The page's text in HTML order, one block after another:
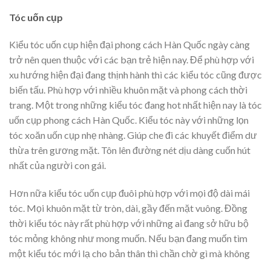
Tóc uốn cụp
Kiểu tóc uốn cụp hiện đại phong cách Hàn Quốc ngày càng
trở nên quen thuộc với các bạn trẻ hiện nay. Để phù hợp với
xu hướng hiện đại đang thịnh hành thì các kiểu tóc cũng được
biến tấu. Phù hợp với nhiều khuôn mặt và phong cách thời
trang. Một trong những kiểu tóc đang hot nhất hiện nay là tóc
uốn cụp phong cách Hàn Quốc. Kiểu tóc này với những lọn
tóc xoăn uốn cụp nhẹ nhàng. Giúp che đi các khuyết điểm dư
thừa trên gương mặt. Tôn lên đường nét dịu dàng cuốn hút
nhất của người con gái.
Hơn nữa kiểu tóc uốn cụp đuôi phù hợp với mọi độ dài mái
tóc. Mọi khuôn mặt từ tròn, dài, gầy đến mặt vuông. Đồng
thời kiểu tóc này rất phù hợp với những ai đang sở hữu bộ
tóc mỏng không như mong muốn. Nếu bạn đang muốn tìm
một kiểu tóc mới lạ cho bản thân thì chần chờ gì mà không